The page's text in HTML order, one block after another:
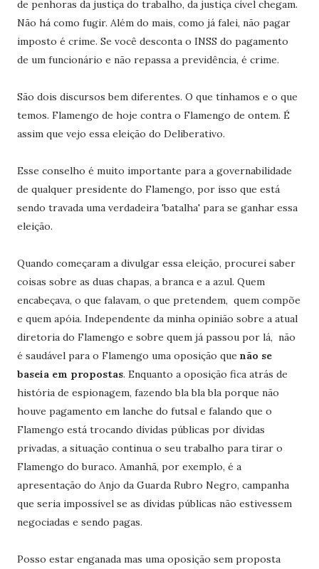
de penhoras da justiça do trabalho, da justiça cível chegam.
Não há como fugir. Além do mais, como já falei, não pagar
imposto é crime. Se você desconta o INSS do pagamento
de um funcionário e não repassa a previdência, é crime.
São dois discursos bem diferentes. O que tínhamos e o que
temos. Flamengo de hoje contra o Flamengo de ontem. É
assim que vejo essa eleição do Deliberativo.
Esse conselho é muito importante para a governabilidade
de qualquer presidente do Flamengo, por isso que está
sendo travada uma verdadeira 'batalha' para se ganhar essa
eleição.
Quando começaram a divulgar essa eleição, procurei saber
coisas sobre as duas chapas, a branca e a azul. Quem
encabeçava, o que falavam, o que pretendem, quem compõe
e quem apóia. Independente da minha opinião sobre a atual
diretoria do Flamengo e sobre quem já passou por lá, não
é saudável para o Flamengo uma oposição que não se
baseia em propostas. Enquanto a oposição fica atrás de
história de espionagem, fazendo bla bla bla porque não
houve pagamento em lanche do futsal e falando que o
Flamengo está trocando dívidas públicas por dívidas
privadas, a situação continua o seu trabalho para tirar o
Flamengo do buraco. Amanhã, por exemplo, é a
apresentação do Anjo da Guarda Rubro Negro, campanha
que seria impossível se as dívidas públicas não estivessem
negociadas e sendo pagas.
Posso estar enganada mas uma oposição sem proposta